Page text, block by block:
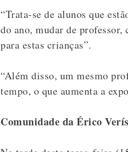
“Trata-se de alunos que
do ano, mudar de
para estas crianças”.
“Além disso, um mesmo
tempo, o que aumenta a
Comunidade da Érico